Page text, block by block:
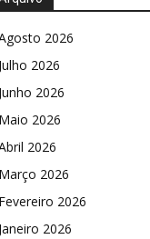
2026
2026
2026
2026
2026
2026
2026
2026